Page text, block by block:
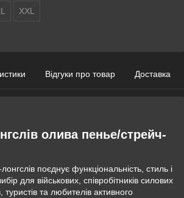
XXL
Відгуки про товар Доставка
олива пенье/стрейч-
поєднує функціональність, стиль і
для військових, співробітників силових
туристів та любителів активного